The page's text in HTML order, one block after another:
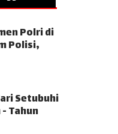
Polri di
Polisi,
Setubuhi
Tahun